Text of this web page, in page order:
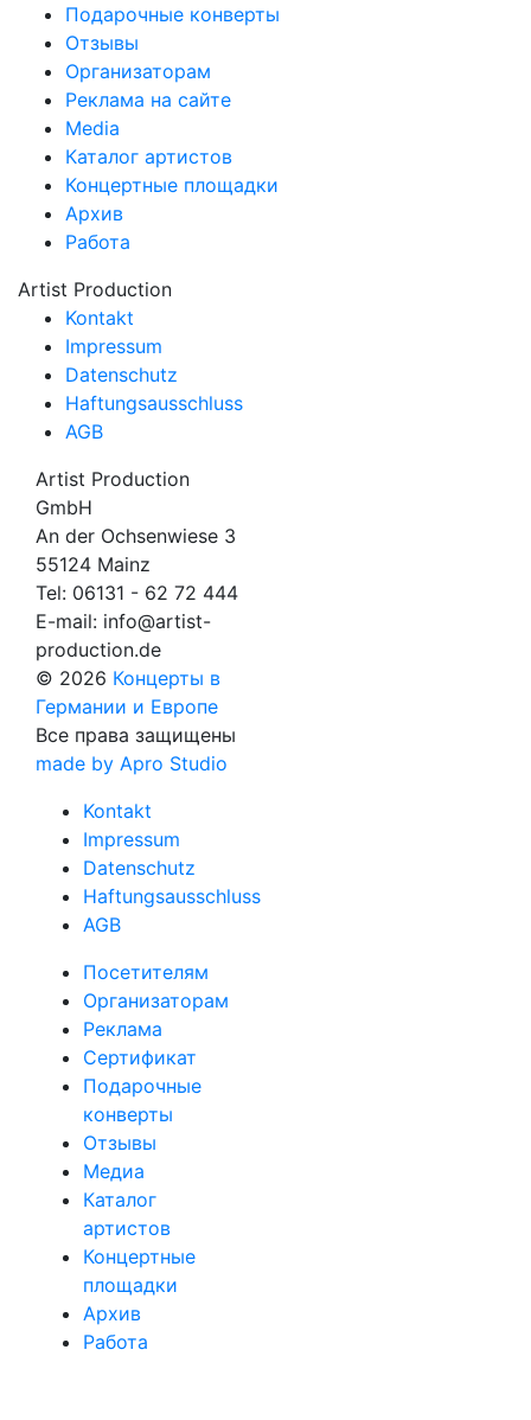
Подарочные конверты
Отзывы
Организаторам
Реклама на сайте
Media
Каталог артистов
Концертные площадки
Архив
Работа
Artist Production
Kontakt
Impressum
Datenschutz
Haftungsausschluss
AGB
Artist Production
GmbH
An der Ochsenwiese 3
55124 Mainz
Tel: 06131 - 62 72 444
E-mail: info@artist-
production.de
© 2026 Концерты в
Германии и Европе
Все права защищены
made by Apro Studio
Kontakt
Impressum
Datenschutz
Haftungsausschluss
AGB
Посетителям
Организаторам
Реклама
Сертификат
Подарочные
конверты
Отзывы
Медиа
Каталог
артистов
Концертные
площадки
Архив
Работа